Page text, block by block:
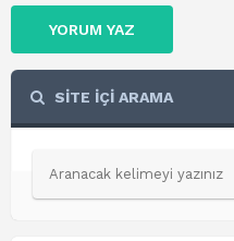
YORUM YAZ
SİTE İÇİ ARAMA